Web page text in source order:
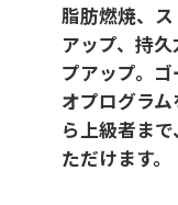
脂肪燃焼、
アップ、持
プアップ。
オプログラ
ら上級者ま
ただけます。